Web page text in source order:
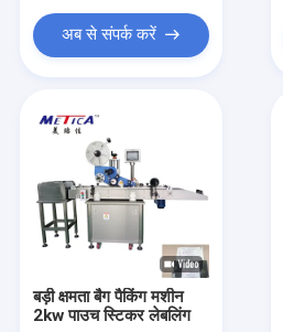
अब से संपर्क करें
बड़ी क्षमता बैग पैकिंग मशीन
2kw पाउच स्टिकर लेबलिंग